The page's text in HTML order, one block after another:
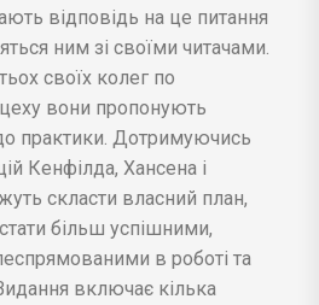
відповідь на це питання
ним зі своїми читачами.
своїх колег по
вони пропонують
практики. Дотримуючись
Кенфілда, Хансена і
скласти власний план,
більш успішними,
в роботі та
включає кілька